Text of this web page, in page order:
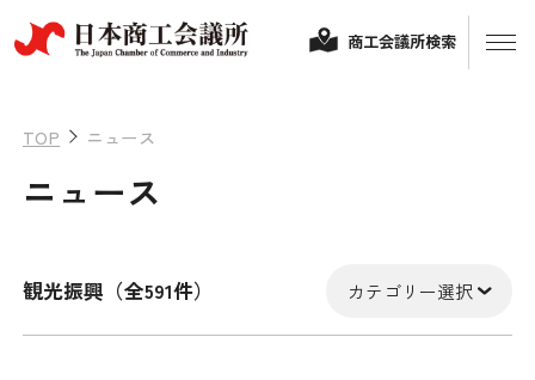
商工会議所検索
TOP ニュース
ニュース
観光振興（全591件） カテゴリー選択